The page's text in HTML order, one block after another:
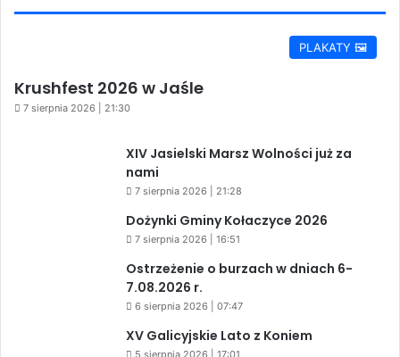
PLAKATY 🖼️
Krushfest 2026 w Jaśle
7 sierpnia 2026 | 21:30
XIV Jasielski Marsz Wolności już za
nami
7 sierpnia 2026 | 21:28
Dożynki Gminy Kołaczyce 2026
7 sierpnia 2026 | 16:51
Ostrzeżenie o burzach w dniach 6-
7.08.2026 r.
6 sierpnia 2026 | 07:47
XV Galicyjskie Lato z Koniem
5 sierpnia 2026 | 17:01